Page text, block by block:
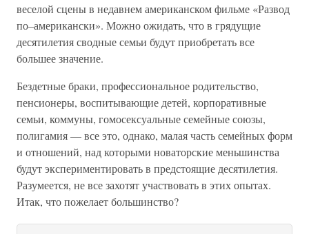
веселой сцены в недавнем американском фильме «Развод
по–американски». Можно ожидать, что в грядущие
десятилетия сводные семьи будут приобретать все
большее значение.
Бездетные браки, профессиональное родительство,
пенсионеры, воспитывающие детей, корпоративные
семьи, коммуны, гомосексуальные семейные союзы,
полигамия — все это, однако, малая часть семейных форм
и отношений, над которыми новаторские меньшинства
будут экспериментировать в предстоящие десятилетия.
Разумеется, не все захотят участвовать в этих опытах.
Итак, что пожелает большинство?